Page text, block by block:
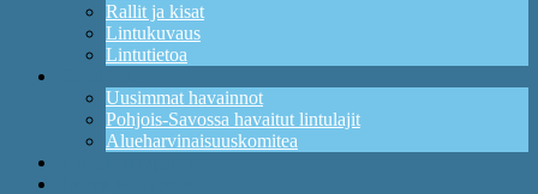
Rallit ja kisat
Lintukuvaus
Lintutietoa
Uusimmat havainnot
Pohjois-Savossa havaitut lintulajit
Alueharvinaisuuskomitea